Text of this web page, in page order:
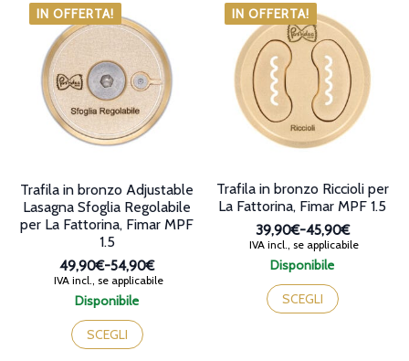
varianti.
Le
opzioni
possono
essere
scelte
nella
pagina
del
varianti.
Le
opzioni
possono
essere
scelte
nella
pagina
del
IN OFFERTA!
Disponibile
Trafila in bronzo Adjustable
Lasagna Sfoglia Regolabile
per La Fattorina, Fimar MPF
1.5
49,90€-54,90€
Fascia
di
da
49,90€
IVA incl., se applicabile
SCEGLI
Questo
prodotto
ha
IN OFFERTA!
Disponibile
Trafila in bronzo Riccioli per
La Fattorina, Fimar MPF 1.5
39,90€-45,90€
Fascia
di
da
39,90€
IVA incl., se applicabile
SCEGLI
Questo
prodotto
ha